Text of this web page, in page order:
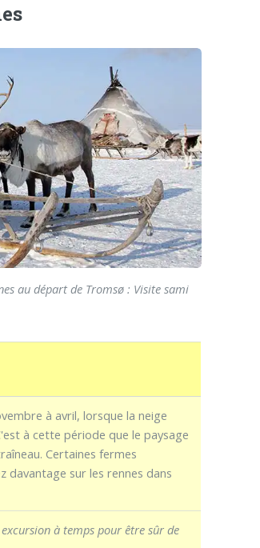
au départ de Tromsø : Visite sami
à avril, lorsque la neige
à cette période que le paysage
Certaines fermes
davantage sur les rennes dans
à temps pour être sûr de